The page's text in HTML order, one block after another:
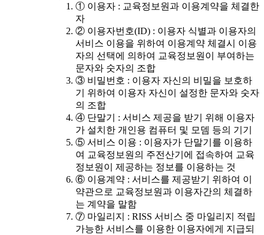
① 이용자 : 교육정보원과 이용계약을 체결한
자
② 이용자번호(ID) : 이용자 식별과 이용자의
서비스 이용을 위하여 이용계약 체결시 이용
자의 선택에 의하여 교육정보원이 부여하는
문자와 숫자의 조합
③ 비밀번호 : 이용자 자신의 비밀을 보호하
기 위하여 이용자 자신이 설정한 문자와 숫자
의 조합
④ 단말기 : 서비스 제공을 받기 위해 이용자
가 설치한 개인용 컴퓨터 및 모뎀 등의 기기
⑤ 서비스 이용 : 이용자가 단말기를 이용하
여 교육정보원의 주전산기에 접속하여 교육
정보원이 제공하는 정보를 이용하는 것
⑥ 이용계약 : 서비스를 제공받기 위하여 이
약관으로 교육정보원과 이용자간의 체결하
는 계약을 말함
⑦ 마일리지 : RISS 서비스 중 마일리지 적립
가능한 서비스를 이용한 이용자에게 지급되